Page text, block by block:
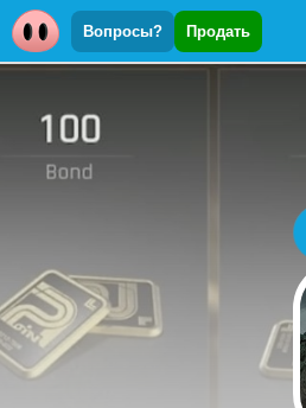
Вопросы? Продать